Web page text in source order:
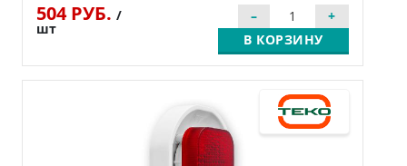
504 РУБ. /
шт
В КОРЗИНУ